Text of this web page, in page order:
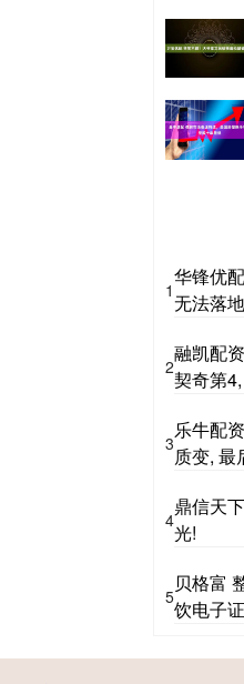
1
华锋优
无法落地
2
融凯配
契奇第
3
乐牛配
质变, 最
4
鼎信天
光!
5
贝格富
饮电子